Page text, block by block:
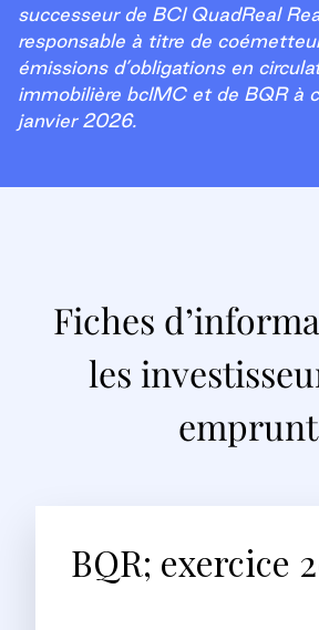
successeur de BCI QuadReal
responsable à titre de
émissions d’obligations en
immobilière bcIMC et de BQR à
janvier 2026.
Fiches
les
emprunt
BQR; exercice